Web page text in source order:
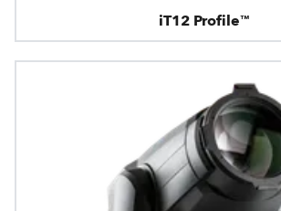
iT12 Profile™